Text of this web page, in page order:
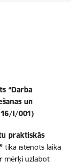
“Darba
un
16/I/001)
praktiskās
tika īstenots laika
mērķi uzlabot